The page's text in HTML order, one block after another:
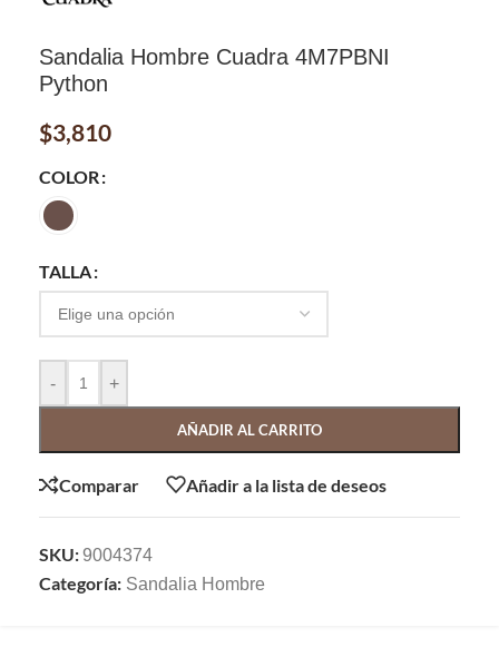
Sandalia Hombre Cuadra 4M7PBNI
Python
$3,810
COLOR
TALLA
- +
AÑADIR AL CARRITO
Comparar Añadir a la lista de deseos
SKU:9004374
Categoría: Sandalia Hombre